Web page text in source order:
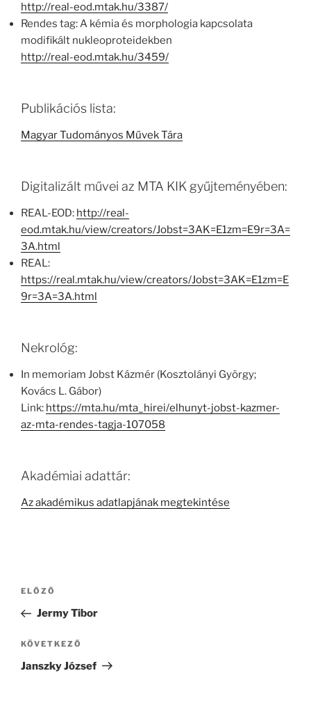
http://real-eod.mtak.hu/3387/
Rendes tag: A kémia és morphologia kapcsolata
modifikált nukleoproteidekben
http://real-eod.mtak.hu/3459/
Publikációs lista:
Magyar Tudományos Művek Tára
Digitalizált művei az MTA KIK gyűjteményében:
REAL-EOD: http://real-
eod.mtak.hu/view/creators/Jobst=3AK=E1zm=E9r=3A=
3A.html
REAL:
https://real.mtak.hu/view/creators/Jobst=3AK=E1zm=E
9r=3A=3A.html
Nekrológ:
In memoriam Jobst Kázmér (Kosztolányi György;
Kovács L. Gábor)
Link: https://mta.hu/mta_hirei/elhunyt-jobst-kazmer-
az-mta-rendes-tagja-107058
Akadémiai adattár:
Az akadémikus adatlapjának megtekintése
Bejegyzés
Korábbi
bejegyzés
ELŐZŐ
Jermy Tibor
Következő
bejegyzés
KÖVETKEZŐ
Janszky József